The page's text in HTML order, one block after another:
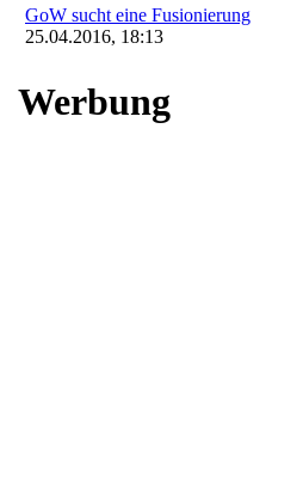
GoW sucht eine Fusionierung
25.04.2016, 18:13
Werbung